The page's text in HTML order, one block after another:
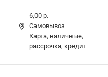
6,00 р.
Самовывоз
карта, наличные,
рассрочка, кредит